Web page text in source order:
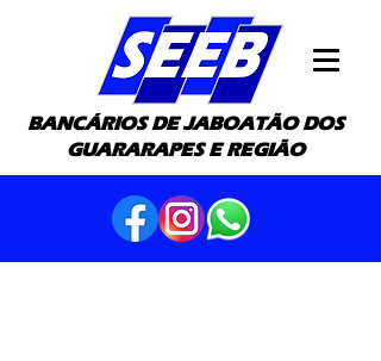
BANCÁRIOS DE JABOATÃO DOS
GUARARAPES E REGIÃO